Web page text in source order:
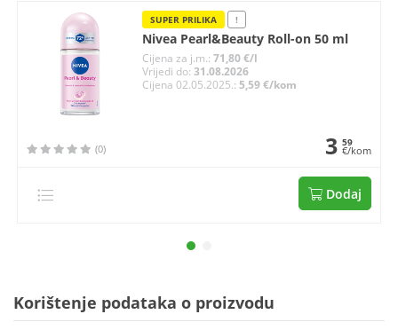
SUPER PRILIKA !
Nivea Pearl&Beauty Roll-on 50 ml
Cijena za j.m.:71,80 €/l
Vrijedi do:31.08.2026
Cijena 02.05.2025.:5,59 €/kom
(0) 3 59
€/kom
Dodaj
Korištenje podataka o proizvodu